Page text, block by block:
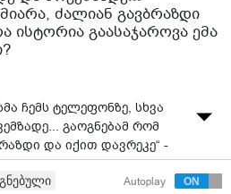
ძალიან გავბრაზდი
ისტორია გაასაჯაროვა ემა
ჩემს ტელეფონზე, სხვა
გაოგნებამ რომ
და იქით დავრეკე“ -
ტუხიაშვილმა ეთერში?
Autoplay